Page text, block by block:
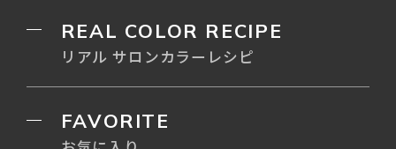
REAL COLOR RECIPE
リアル サロンカラーレシピ
FAVORITE